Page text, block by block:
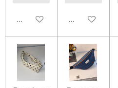
Voir les détails Voir les détails